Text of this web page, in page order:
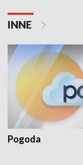
INNE
Pogoda